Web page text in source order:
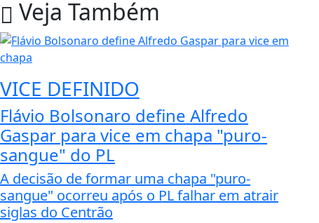
Veja Também
VICE DEFINIDO
Flávio Bolsonaro define Alfredo
Gaspar para vice em chapa "puro-
sangue" do PL
A decisão de formar uma chapa "puro-
sangue" ocorreu após o PL falhar em atrair
siglas do Centrão